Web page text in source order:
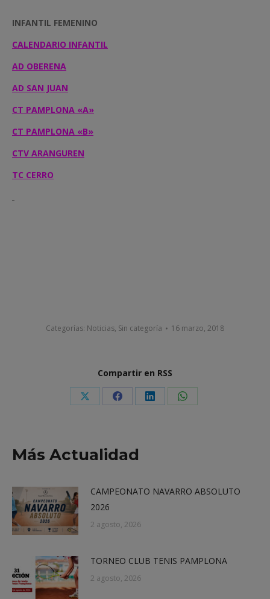
INFANTIL FEMENINO
CALENDARIO INFANTIL
AD OBERENA
AD SAN JUAN
CT PAMPLONA «A»
CT PAMPLONA «B»
CTV ARANGUREN
TC CERRO
Categorías: Noticias, Sin categoría 16 marzo, 2018
Compartir en RSS
Share Share Share Share
Más Actualidad
CAMPEONATO NAVARRO ABSOLUTO
2026
2 agosto, 2026
TORNEO CLUB TENIS PAMPLONA
2 agosto, 2026